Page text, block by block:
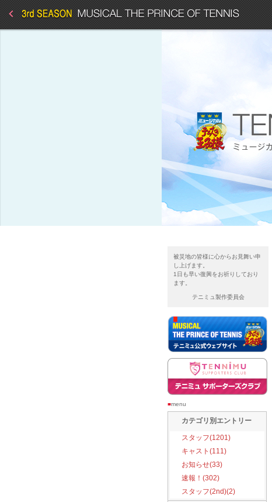
被災地の皆様に心からお見舞い申
し上げます。
1日も早い復興をお祈りしており
ます。
テニミュ製作委員会
■menu
カテゴリ別エントリー
スタッフ(1201)
キャスト(111)
お知らせ(33)
速報！(302)
スタッフ(2nd)(2)